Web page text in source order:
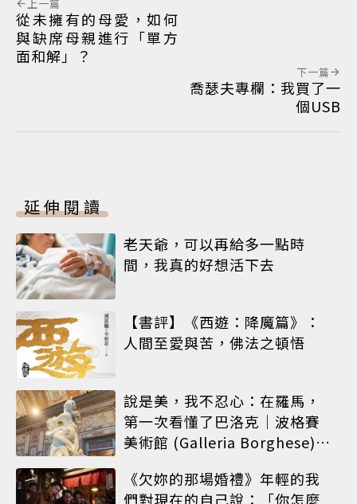
上一篇
從未擁有的母愛，如何
與缺席母親進行「單方
面和解」？
下一篇
喬瑟夫專欄：我買了一
個USB
延伸閱讀
老天爺，可以再給多一點時
間，我真的好想活下去
【書評】《西遊：降魔篇》：
人間至愛與苦，佛法之頓悟
說是美，我不忍心：在羅馬，
第一次看懂了巴洛克｜波格賽
美術館 (Galleria Borghese)｜
《欠妳的那場婚禮》年輕的我
們對現在的自己說：「你怎麼